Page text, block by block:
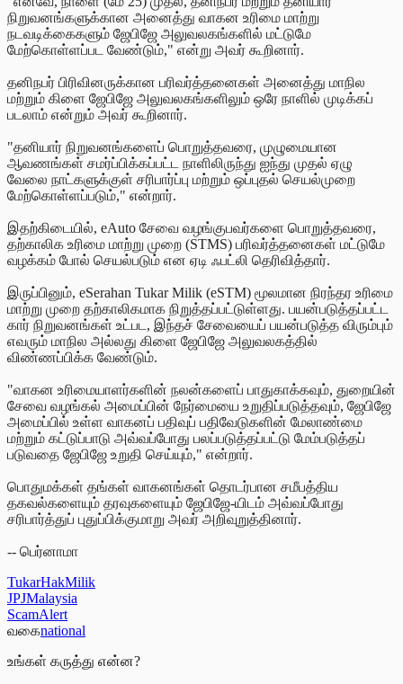
நிறுவனங்களுக்கான அனைத்து வாகன உரிமை மாற்று
நடவடிக்கைகளும் ஜேபிஜே அலுவலகங்களில் மட்டுமே
மேற்கொள்ளப்பட வேண்டும்," என்று அவர் கூறினார்.
தனிநபர் பிரிவினருக்கான பரிவர்த்தனைகள் அனைத்து மாநில
மற்றும் கிளை ஜேபிஜே அலுவலகங்களிலும் ஒரே நாளில் முடிக்கப்
படலாம் என்றும் அவர் கூறினார்.
"தனியார் நிறுவனங்களைப் பொறுத்தவரை, முழுமையான
ஆவணங்கள் சமர்ப்பிக்கப்பட்ட நாளிலிருந்து ஐந்து முதல் ஏழு
வேலை நாட்களுக்குள் சரிபார்ப்பு மற்றும் ஒப்புதல் செயல்முறை
மேற்கொள்ளப்படும்," என்றார்.
இதற்கிடையில், eAuto சேவை வழங்குபவர்களை பொறுத்தவரை,
தற்காலிக உரிமை மாற்று முறை (STMS) பரிவர்த்தனைகள் மட்டுமே
வழக்கம் போல் செயல்படும் என ஏடி ஃபட்லி தெரிவித்தார்.
இருப்பினும், eSerahan Tukar Milik (eSTM) மூலமான நிரந்தர உரிமை
மாற்று முறை தற்காலிகமாக நிறுத்தப்பட்டுள்ளது. பயன்படுத்தப்பட்ட
கார் நிறுவனங்கள் உட்பட, இந்தச் சேவையைப் பயன்படுத்த விரும்பும்
எவரும் மாநில அல்லது கிளை ஜேபிஜே அலுவலகத்தில்
விண்ணப்பிக்க வேண்டும்.
"வாகன உரிமையாளர்களின் நலன்களைப் பாதுகாக்கவும், துறையின்
சேவை வழங்கல் அமைப்பின் நேர்மையை உறுதிப்படுத்தவும், ஜேபிஜே
அமைப்பில் உள்ள வாகனப் பதிவுப் பதிவேடுகளின் மேலாண்மை
மற்றும் கட்டுப்பாடு அவ்வப்போது பலப்படுத்தப்பட்டு மேம்படுத்தப்
படுவதை ஜேபிஜே உறுதி செய்யும்," என்றார்.
பொதுமக்கள் தங்கள் வாகனங்கள் தொடர்பான சமீபத்திய
தகவல்களையும் தரவுகளையும் ஜேபிஜே-யிடம் அவ்வப்போது
சரிபார்த்துப் புதுப்பிக்குமாறு அவர் அறிவுறுத்தினார்.
-- பெர்னாமா
TukarHakMilik
JPJMalaysia
ScamAlert
வகைnational
உங்கள் கருத்து என்ன?